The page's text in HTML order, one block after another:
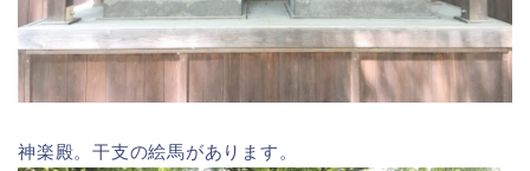
神楽殿。干支の絵馬があります。